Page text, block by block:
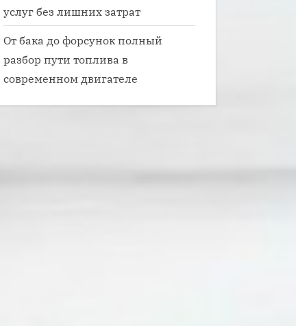
услуг без лишних затрат
От бака до форсунок полный
разбор пути топлива в
современном двигателе